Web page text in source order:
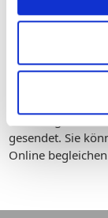
zuständigen
gesendet. Sie
Online